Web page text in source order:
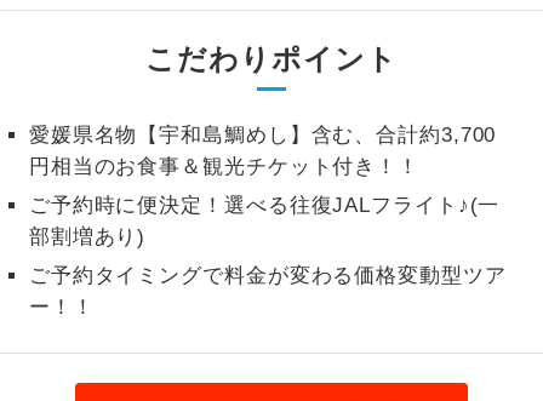
こだわりポイント
愛媛県名物【宇和島鯛めし】含む、合計約3,700
円相当のお食事＆観光チケット付き！！
ご予約時に便決定！選べる往復JALフライト♪(一
部割増あり)
ご予約タイミングで料金が変わる価格変動型ツア
ー！！
全食事付き
全てのお食事が付いていますので、お食
事の心配はいりません。（機内食を除
お部屋食
お部屋にてゆっくりとお召し上がりいた
だけます。
トラベルイヤ
ホン
1名様催行
2名様から出発可能な個人型プランで